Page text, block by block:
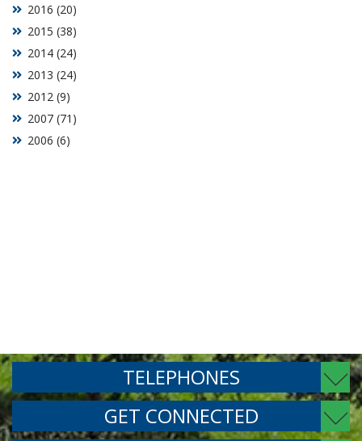
2006 (6)
2007 (71)
2012 (9)
2013 (24)
2014 (24)
2015 (38)
2016 (20)
TELEPHONES
GET CONNECTED